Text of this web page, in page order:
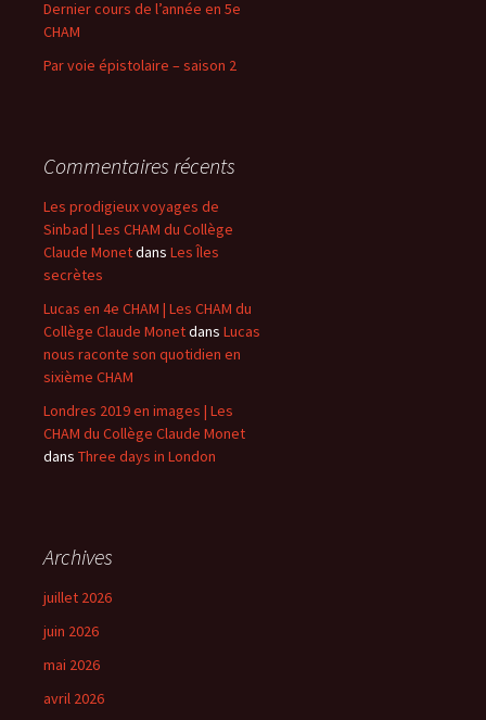
Dernier cours de l’année en 5e
CHAM
Par voie épistolaire – saison 2
Commentaires récents
Les prodigieux voyages de
Sinbad | Les CHAM du Collège
Claude Monetdans Les Îles
secrètes
Lucas en 4e CHAM | Les CHAM du
Collège Claude Monetdans Lucas
nous raconte son quotidien en
sixième CHAM
Londres 2019 en images | Les
CHAM du Collège Claude Monet
dans Three days in London
Archives
juillet 2026
juin 2026
mai 2026
avril 2026